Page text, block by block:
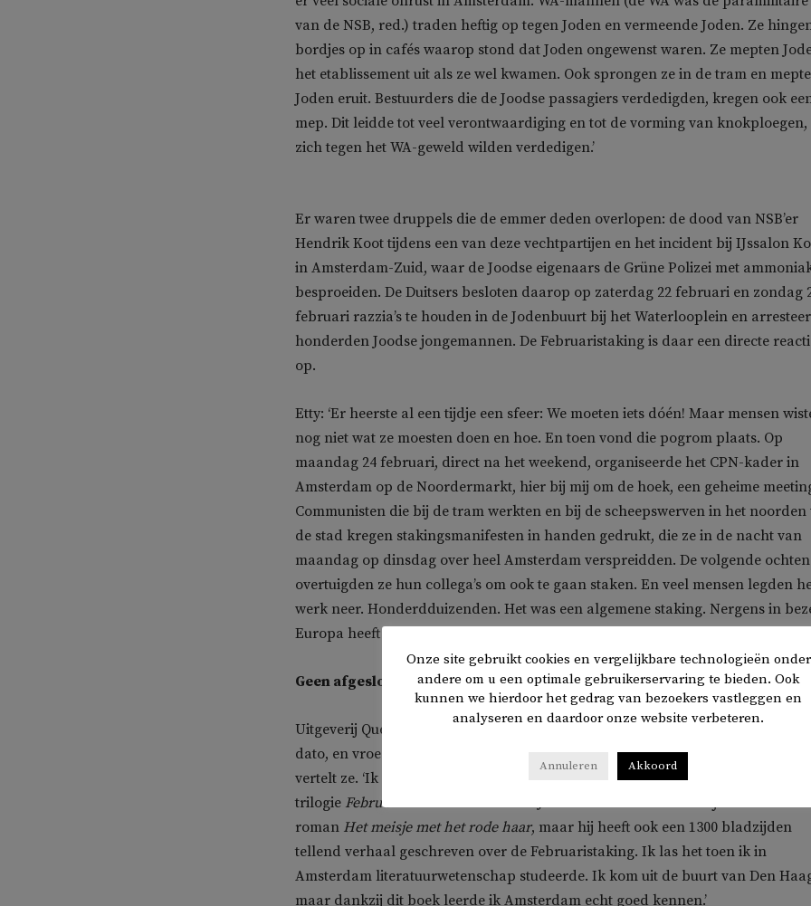
van de NSB, red.) traden heftig op tegen Joden en vermeende Joden. Ze
bordjes op in cafés waarop stond dat Joden ongewenst waren. Ze mepten
het etablissement uit als ze wel kwamen. Ook sprongen ze in de tram en
Joden eruit. Bestuurders die de Joodse passagiers verdedigden, kregen ook
mep. Dit leidde tot veel verontwaardiging en tot de vorming van knokploegen,
zich tegen het WA-geweld wilden verdedigen.’
Er waren twee druppels die de emmer deden overlopen: de dood van NSB’er
Hendrik Koot tijdens een van deze vechtpartijen en het incident bij IJssalon
in Amsterdam-Zuid, waar de Joodse eigenaars de Grüne Polizei met
besproeiden. De Duitsers besloten daarop op zaterdag 22 februari en zondag
februari razzia’s te houden in de Jodenbuurt bij het Waterlooplein en
honderden Joodse jongemannen. De Februaristaking is daar een directe
op.
Etty: ‘Er heerste al een tijdje een sfeer: We moeten iets dóén! Maar mensen
nog niet wat ze moesten doen en hoe. En toen vond die pogrom plaats. Op
maandag 24 februari, direct na het weekend, organiseerde het CPN-kader in
Amsterdam op de Noordermarkt, hier bij mij om de hoek, een geheime
Communisten die bij de tram werkten en bij de scheepswerven in het noorden
de stad kregen stakingsmanifesten in handen gedrukt, die ze in de nacht van
maandag op dinsdag over heel Amsterdam verspreidden. De volgende
overtuigden ze hun collega’s om ook te gaan staken. En veel mensen legden
werk neer. Honderdduizenden. Het was een algemene staking. Nergens in
Europa heeft iets vergelijkbaars plaatsgevonden.’
Geen afgesloten hoofdstuk
Uitgeverij Querido wilde heel graag iets doen met de Februaristaking, 85 jaar na
dato, en vroeg Etty om een boek te schrijven. Tegen dit verzoek zei ze geen nee,
vertelt ze. ‘Ik was al heel lang met de Februaristaking bezig. En dat kwam door
trilogie Februarivan Theun de Vries. Je kent hem wellicht van zijn beroemde
roman Het meisje met het rode haar, maar hij heeft ook een 1300 bladzijden
tellend verhaal geschreven over de Februaristaking. Ik las het toen ik in
Amsterdam literatuurwetenschap studeerde. Ik kom uit de buurt van Den
maar dankzij dit boek leerde ik Amsterdam echt goed kennen.’
Onze site gebruikt cookies en vergelijkbare technologieën onder
andere om u een optimale gebruikerservaring te bieden. Ook
kunnen we hierdoor het gedrag van bezoekers vastleggen en
analyseren en daardoor onze website verbeteren.
Annuleren Akkoord